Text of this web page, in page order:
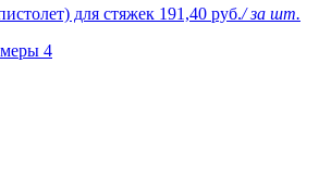
для стяжек 191,40 руб./ за шт.
4